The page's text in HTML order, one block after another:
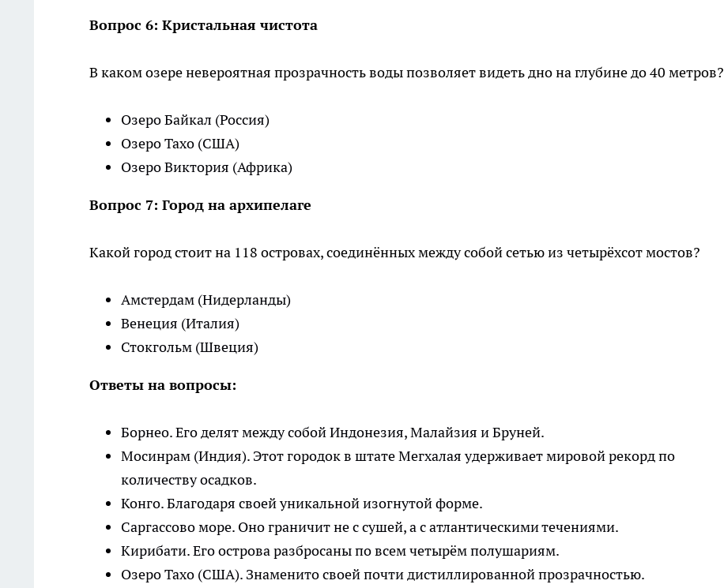
Вопрос 6: Кристальная чистота
В каком озере невероятная прозрачность воды позволяет видеть дно на глубине до 40 метров?
Озеро Байкал (Россия)
Озеро Тахо (США)
Озеро Виктория (Африка)
Вопрос 7: Город на архипелаге
Какой город стоит на 118 островах, соединённых между собой сетью из четырёхсот мостов?
Амстердам (Нидерланды)
Венеция (Италия)
Стокгольм (Швеция)
Ответы на вопросы:
Борнео. Его делят между собой Индонезия, Малайзия и Бруней.
Мосинрам (Индия). Этот городок в штате Мегхалая удерживает мировой рекорд по
количеству осадков.
Конго. Благодаря своей уникальной изогнутой форме.
Саргассово море. Оно граничит не с сушей, а с атлантическими течениями.
Кирибати. Его острова разбросаны по всем четырём полушариям.
Озеро Тахо (США). Знаменито своей почти дистиллированной прозрачностью.